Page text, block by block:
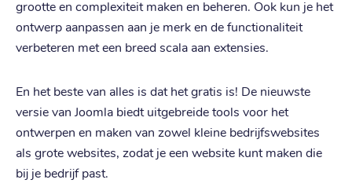
grootte en complexiteit maken en beheren. Ook kun je het
ontwerp aanpassen aan je merk en de functionaliteit
verbeteren met een breed scala aan extensies.
En het beste van alles is dat het gratis is! De nieuwste
versie van Joomla biedt uitgebreide tools voor het
ontwerpen en maken van zowel kleine bedrijfswebsites
als grote websites, zodat je een website kunt maken die
bij je bedrijf past.